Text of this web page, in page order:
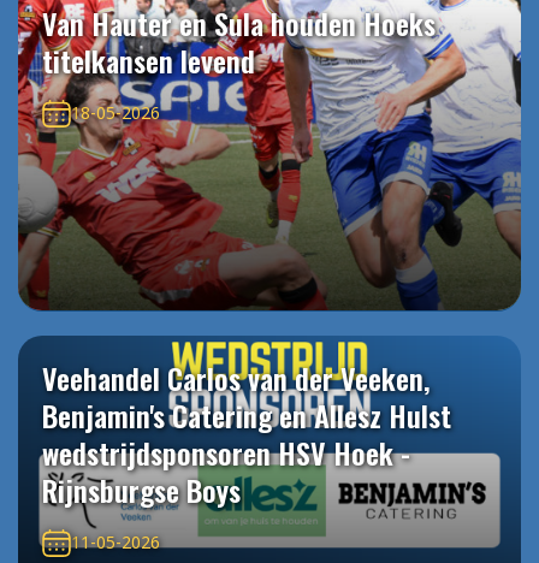
Van Hauter en Sula houden Hoeks
titelkansen levend
18-05-2026
Veehandel Carlos van der Veeken,
Benjamin's Catering en Allesz Hulst
wedstrijdsponsoren HSV Hoek -
Rijnsburgse Boys
11-05-2026